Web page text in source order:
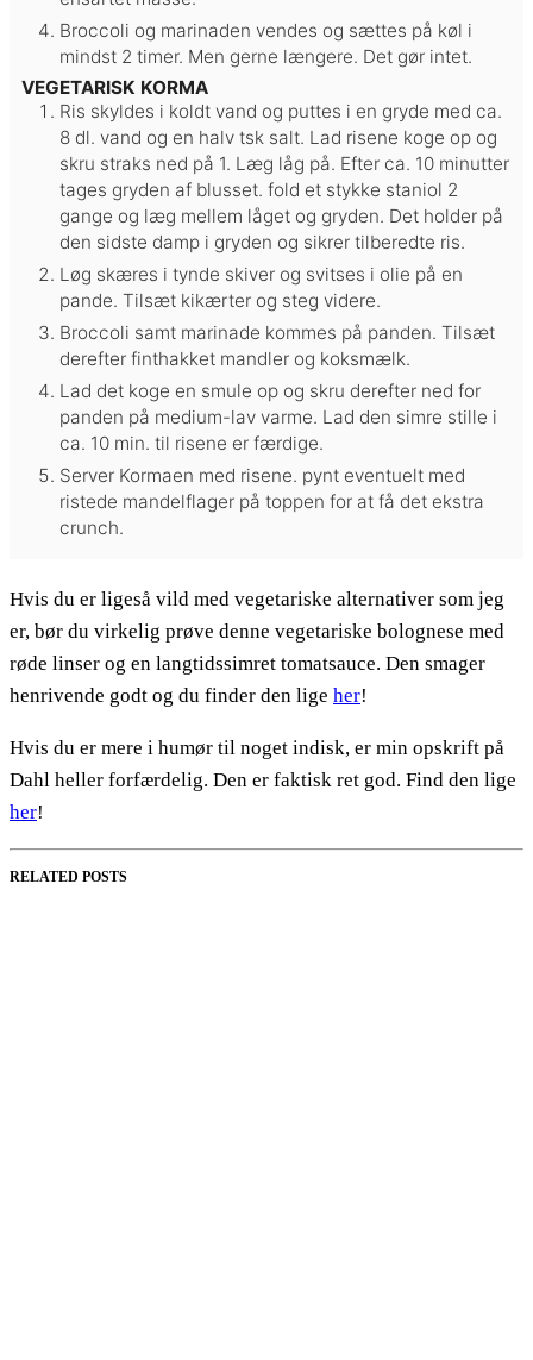
Broccoli og marinaden vendes og sættes på køl i
mindst 2 timer. Men gerne længere. Det gør intet.
VEGETARISK KORMA
Ris skyldes i koldt vand og puttes i en gryde med ca.
8 dl. vand og en halv tsk salt. Lad risene koge op og
skru straks ned på 1. Læg låg på. Efter ca. 10 minutter
tages gryden af blusset. fold et stykke staniol 2
gange og læg mellem låget og gryden. Det holder på
den sidste damp i gryden og sikrer tilberedte ris.
Løg skæres i tynde skiver og svitses i olie på en
pande. Tilsæt kikærter og steg videre.
Broccoli samt marinade kommes på panden. Tilsæt
derefter finthakket mandler og koksmælk.
Lad det koge en smule op og skru derefter ned for
panden på medium-lav varme. Lad den simre stille i
ca. 10 min. til risene er færdige.
Server Kormaen med risene. pynt eventuelt med
ristede mandelflager på toppen for at få det ekstra
crunch.
Hvis du er ligeså vild med vegetariske alternativer som jeg
er, bør du virkelig prøve denne vegetariske bolognese med
røde linser og en langtidssimret tomatsauce. Den smager
henrivende godt og du finder den lige her!
Hvis du er mere i humør til noget indisk, er min opskrift på
Dahl heller forfærdelig. Den er faktisk ret god. Find den lige
her!
RELATED POSTS